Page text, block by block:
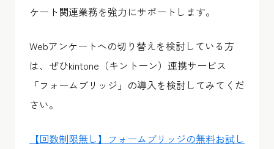
ケート関連業務を強力にサポートします。
Webアンケートへの切り替えを検討している方
は、ぜひkintone（キントーン）連携サービス
「フォームブリッジ」の導入を検討してみてくだ
さい。
【回数制限無し】フォームブリッジの無料お試し